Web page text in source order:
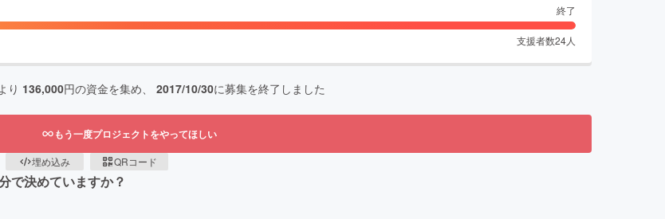
終了
支援者数24人
り 136,000円の資金を集め、 2017/10/30に募集を終了しました
もう一度プロジェクトをやってほしい
埋め込み QRコード
で決めていますか？